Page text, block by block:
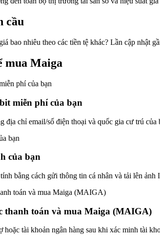
cầu
bao nhiêu theo các tiền tệ khác? Lần cập nhật
mua Maiga
miễn phí của bạn
địa chỉ email/số điện thoại và quốc gia cư trú của
của bạn
bằng cách gửi thông tin cá nhân và tải lên ảnh
thanh toán và mua Maiga (MAIGA)
hoặc tài khoản ngân hàng sau khi xác minh tài